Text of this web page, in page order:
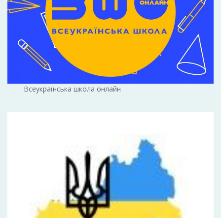
Всеукраїнська школа онлайн